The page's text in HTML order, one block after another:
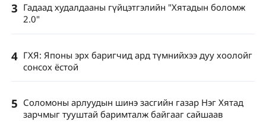
3 Гадаад худалдааны гүйцэтгэлийн "Хятадын боломж
2.0"
4 ГХЯ: Японы эрх баригчид ард түмнийхээ дуу хоолойг
сонсох ёстой
5 Соломоны арлуудын шинэ засгийн газар Нэг Хятад
зарчмыг тууштай баримталж байгааг сайшаав